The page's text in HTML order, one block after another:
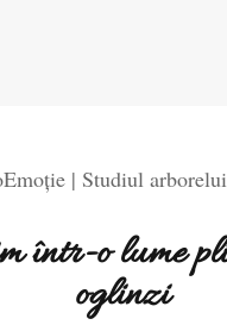
| Studiul
într-o lume
oglinzi